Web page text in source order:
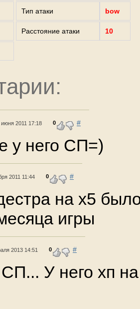
Тип атаки bow
Расстояние атаки 10
июня 2011 17:18 0 #
у него СП=)
2011 11:44 0 #
на х5
игры
2013 14:51 0 #
У него хп на